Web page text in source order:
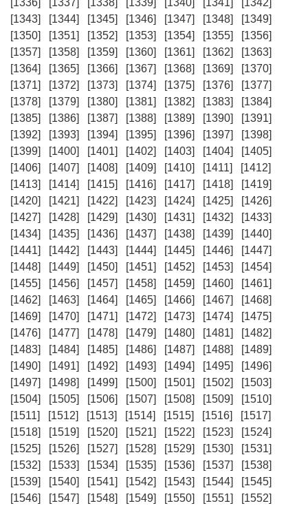
[1336]
[1337] [1338] [1339] [1340] [1341]
[1342]
[1343]
[1344] [1345] [1346] [1347] [1348]
[1349]
[1350]
[1351] [1352] [1353] [1354] [1355]
[1356]
[1357]
[1358] [1359] [1360] [1361] [1362]
[1363]
[1364]
[1365] [1366] [1367] [1368] [1369]
[1370]
[1371]
[1372] [1373] [1374] [1375] [1376]
[1377]
[1378]
[1379] [1380] [1381] [1382] [1383]
[1384]
[1385]
[1386] [1387] [1388] [1389] [1390]
[1391]
[1392]
[1393] [1394] [1395] [1396] [1397]
[1398]
[1399]
[1400] [1401] [1402] [1403] [1404]
[1405]
[1406]
[1407] [1408] [1409] [1410] [1411]
[1412]
[1413]
[1414] [1415] [1416] [1417] [1418]
[1419]
[1420]
[1421] [1422] [1423] [1424] [1425]
[1426]
[1427]
[1428] [1429] [1430] [1431] [1432]
[1433]
[1434]
[1435] [1436] [1437] [1438] [1439]
[1440]
[1441]
[1442] [1443] [1444] [1445] [1446]
[1447]
[1448]
[1449] [1450] [1451] [1452] [1453]
[1454]
[1455]
[1456] [1457] [1458] [1459] [1460]
[1461]
[1462]
[1463] [1464] [1465] [1466] [1467]
[1468]
[1469]
[1470] [1471] [1472] [1473] [1474]
[1475]
[1476]
[1477] [1478] [1479] [1480] [1481]
[1482]
[1483]
[1484] [1485] [1486] [1487] [1488]
[1489]
[1490]
[1491] [1492] [1493] [1494] [1495]
[1496]
[1497]
[1498] [1499] [1500] [1501] [1502]
[1503]
[1504]
[1505] [1506] [1507] [1508] [1509]
[1510]
[1511]
[1512] [1513] [1514] [1515] [1516]
[1517]
[1518]
[1519] [1520] [1521] [1522] [1523]
[1524]
[1525]
[1526] [1527] [1528] [1529] [1530]
[1531]
[1532]
[1533] [1534] [1535] [1536] [1537]
[1538]
[1539]
[1540] [1541] [1542] [1543] [1544]
[1545]
[1546]
[1547] [1548] [1549] [1550] [1551]
[1552]